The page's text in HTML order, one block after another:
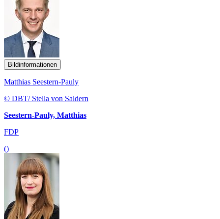
Bildinformationen
Matthias Seestern-Pauly
© DBT/ Stella von Saldern
Seestern-Pauly, Matthias
FDP
()